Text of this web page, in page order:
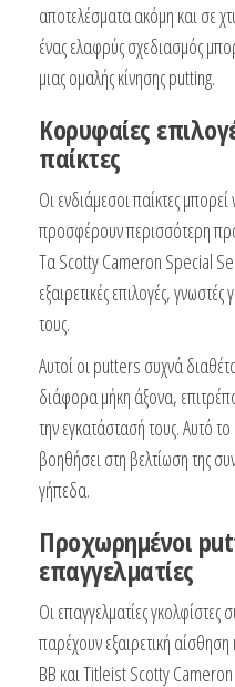
αποτελέσματα ακόμη και σε
ένας ελαφρύς σχεδιασμός
μιας ομαλής κίνησης putting.
Κορυφαίες
παίκτες
Οι ενδιάμεσοι παίκτες
προσφέρουν περισσότερη
Τα Scotty Cameron Special
εξαιρετικές επιλογές,
τους.
Αυτοί οι putters συχνά
διάφορα μήκη άξονα,
την εγκατάστασή τους. Αυτό
βοηθήσει στη βελτίωση της
γήπεδα.
Προχωρημένοι
επαγγελματίες
Οι επαγγελματίες
παρέχουν εξαιρετική
BB και Titleist Scotty